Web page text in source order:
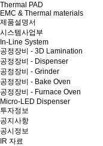
Thermal PAD
EMC & Thermal materials
제품설명서
시스템사업부
In-Line System
공정장비 - 3D Lamination
공정장비 - Dispenser
공정장비 - Grinder
공정장비 - Bake Oven
공정장비 - Furnace Oven
Micro-LED Dispenser
투자정보
공지사항
공시정보
IR 자료